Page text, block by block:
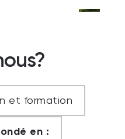
et formation
en :